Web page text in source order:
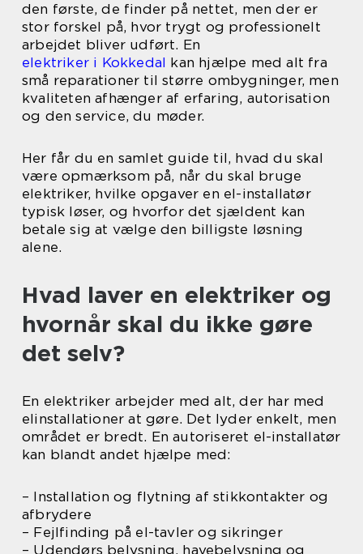
den første, de finder på nettet, men der er
stor forskel på, hvor trygt og professionelt
arbejdet bliver udført. En
elektriker i Kokkedal kan hjælpe med alt fra
små reparationer til større ombygninger, men
kvaliteten afhænger af erfaring, autorisation
og den service, du møder.
Her får du en samlet guide til, hvad du skal
være opmærksom på, når du skal bruge
elektriker, hvilke opgaver en el-installatør
typisk løser, og hvorfor det sjældent kan
betale sig at vælge den billigste løsning
alene.
Hvad laver en elektriker og
hvornår skal du ikke gøre
det selv?
En elektriker arbejder med alt, der har med
elinstallationer at gøre. Det lyder enkelt, men
området er bredt. En autoriseret el-installatør
kan blandt andet hjælpe med:
– Installation og flytning af stikkontakter og
afbrydere
– Fejlfinding på el-tavler og sikringer
– Udendørs belysning, havebelysning og